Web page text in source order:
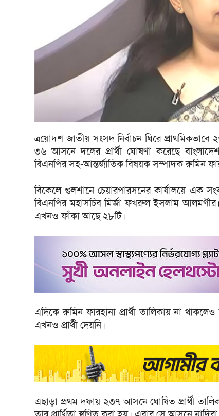
ত্রয়োদশ জাতীয় সংসদ নির্বাচন ঘিরে
৩৬ আসনে দলের প্রার্থী ঘোষণা করেছে
বিএনপির সহ-আন্তর্জাতিক বিষয়ক সম্পাদক রুমিন
বিকেলে গুলশানে চেয়ারপারসনের কার্যালয়ে এক
বিএনপির মহাসচিব মির্জা ফখরুল ইসলাম
এখনও ফাঁকা আছে ২৮টি।
এদিকে রুমিন ফারহানা প্রার্থী তালিকায় না
এখনও প্রার্থী দেয়নি।
এছাড়া প্রথম দফায় ২৩৭ আসনে ঘোষিত প্রার্থী